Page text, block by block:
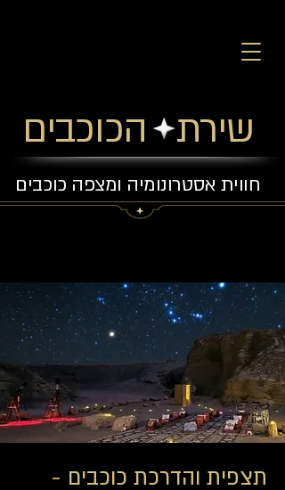
שירת הכוכבים
חווית אסטרונומיה ומצפה כוכבים
תצפית והדרכת כוכבים -